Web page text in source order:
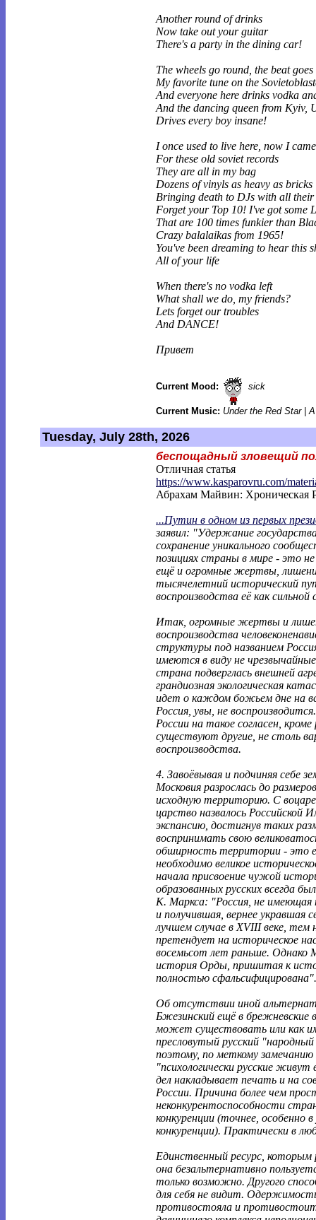
Another round of drinks
Now take out your guitar
There's a party in the dining car!
The wheels go round, the beat goes
My favorite tune on the
And everyone here drinks vodka
And the dancing queen from Kyiv,
Drives every boy insane!
I once used to live here, now I
For these old soviet records
They are all in my bag
Dozens of vinyls as heavy as bricks
Bringing death to DJs with all
Forget your Top 10! I've got some
That are 100 times funkier than
Crazy balalaikas from 1965!
You've been dreaming to hear this
All of your life
When there's no vodka left
What shall we do, my friends?
Lets forget our troubles
And DANCE!
Привет
Current Mood: sick
Current Music: Under the Red Star |
Tuesday, July 28th, 2026
беспощадный зловещий
Отличная статья
https://www.kasparovru.com/
Абрахам Майвин: Хроническая
...Путин в одном из первых
заявил: "Удержание
сохранение уникального
позициях страны в мире - это
ещё и огромные жертвы,
тысячелетний исторический
воспроизводства её как
Итак, огромные жертвы и
воспроизводства
структуры под названием
имеются в виду не
страна подверглась внешней
грандиозная экологическая
идет о каждом божьем дне на
Россия, увы, не
России на такое согласен,
существуют другие, не столь
воспроизводства.
4. Завоёвывая и подчиняя себе
Московия разрослась до
исходную территорию. С
царство назвалось Российской
экспансию, достигнув таких
воспринимать свою
обширность территории - это
необходимо великое
начала присвоение чужой
образованных русских всегда
К. Маркса: "Россия, не имеющая
и получившая, вернее укравшая
лучшем случае в XVIII веке, тем
претендует на историческое
восемьсот лет раньше. Однако
история Орды, пришитая к
полностью сфальсифицирована".
Об отсутствии иной
Бжезинский ещё в брежневские
может существовать или как
пресловутый русский
поэтому, по меткому
"психологически русские
дел накладывает печать и на
России. Причина более чем
неконкурентоспособности
конкуренции (точнее, особенно
конкуренции). Практически в
Единственный ресурс, которым
она безальтернативно
только возможно. Другого
для себя не видит.
противостояла и